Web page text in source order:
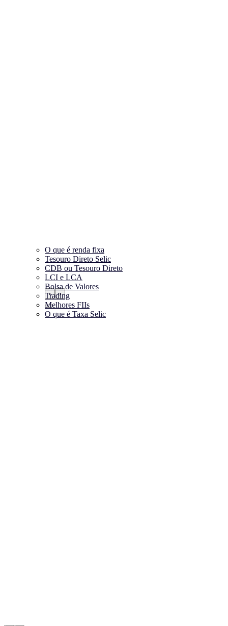
‹ ›
O que é renda fixa
Tesouro Direto Selic
CDB ou Tesouro Direto
LCI e LCA
Bolsa de Valores
Trading
Melhores FIIs
O que é Taxa Selic